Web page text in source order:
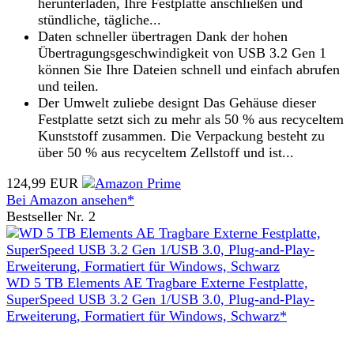
herunterladen, Ihre Festplatte anschließen und
stündliche, tägliche...
Daten schneller übertragen Dank der hohen
Übertragungsgeschwindigkeit von USB 3.2 Gen 1
können Sie Ihre Dateien schnell und einfach abrufen
und teilen.
Der Umwelt zuliebe designt Das Gehäuse dieser
Festplatte setzt sich zu mehr als 50 % aus recyceltem
Kunststoff zusammen. Die Verpackung besteht zu
über 50 % aus recyceltem Zellstoff und ist...
124,99 EUR
Bei Amazon ansehen*
Bestseller Nr. 2
WD 5 TB Elements AE Tragbare Externe Festplatte,
SuperSpeed USB 3.2 Gen 1/USB 3.0, Plug-and-Play-
Erweiterung, Formatiert für Windows, Schwarz*